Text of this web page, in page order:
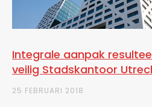
Integrale aanpak
veilig Stadskantoor
25 FEBRUARI 2018